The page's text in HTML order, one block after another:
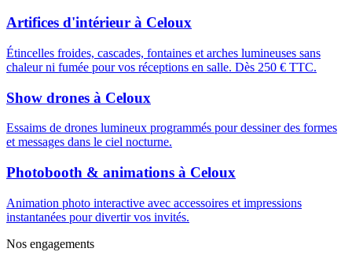
Artifices d'intérieur à Celoux
Étincelles froides, cascades, fontaines et arches lumineuses sans
chaleur ni fumée pour vos réceptions en salle. Dès 250 € TTC.
Show drones à Celoux
Essaims de drones lumineux programmés pour dessiner des formes
et messages dans le ciel nocturne.
Photobooth & animations à Celoux
Animation photo interactive avec accessoires et impressions
instantanées pour divertir vos invités.
Nos engagements